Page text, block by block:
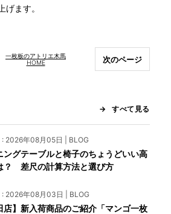
げます。
一枚板のアトリエ木馬
HOME
次のページ
すべて見る
: 2026年08月05日 | BLOG
ングテーブルと椅子のちょうどいい高
？ 差尺の計算方法と選び方
: 2026年08月03日 | BLOG
店】新入荷商品のご紹介「マンゴ一枚